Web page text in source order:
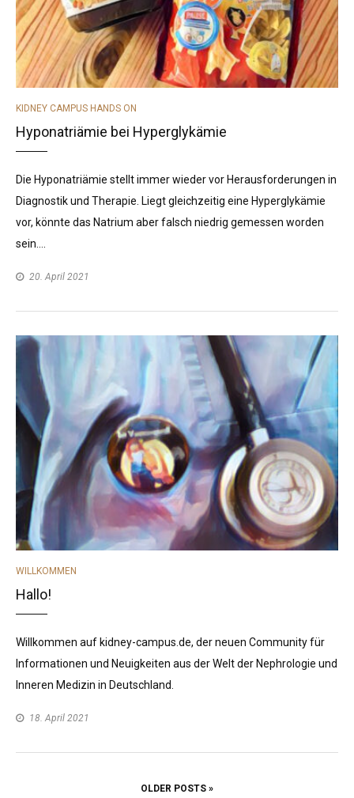
CATEGORIES
KIDNEY CAMPUS HANDS ON
Hyponatriämie bei Hyperglykämie
Die Hyponatriämie stellt immer wieder vor Herausforderungen in
Diagnostik und Therapie. Liegt gleichzeitig eine Hyperglykämie
vor, könnte das Natrium aber falsch niedrig gemessen worden
sein….
20. April 2021
CATEGORIES
WILLKOMMEN
Hallo!
Willkommen auf kidney-campus.de, der neuen Community für
Informationen und Neuigkeiten aus der Welt der Nephrologie und
Inneren Medizin in Deutschland.
18. April 2021
OLDER POSTS »